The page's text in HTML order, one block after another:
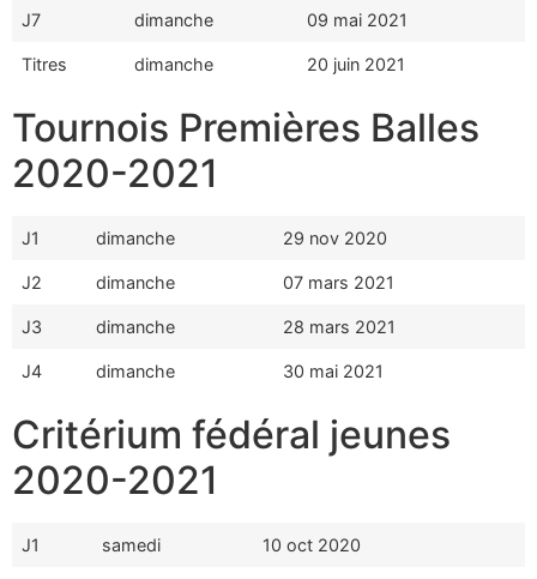
J7 dimanche 09 mai 2021
Titres dimanche 20 juin 2021
Tournois Premières Balles
2020-2021
J1 dimanche 29 nov 2020
J2 dimanche 07 mars 2021
J3 dimanche 28 mars 2021
J4 dimanche 30 mai 2021
Critérium fédéral jeunes
2020-2021
J1 samedi 10 oct 2020